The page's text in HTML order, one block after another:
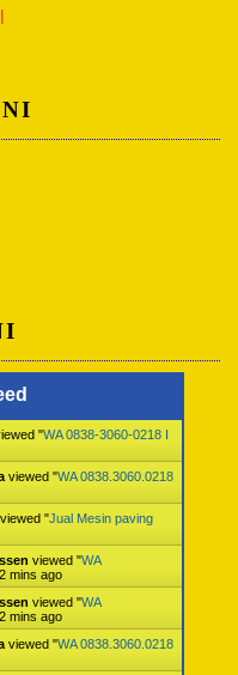
"WA 0838-3060-0218 I
viewed "WA 0838.3060.0218
"Jual Mesin paving
viewed "WA
mins ago
viewed "WA
mins ago
viewed "WA 0838.3060.0218